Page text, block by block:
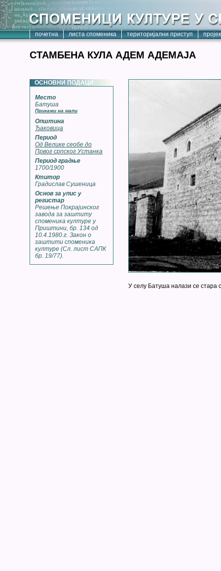
почетна листа споменика територијални приступ
СТАМБЕНА КУЛА АДЕМ АДЕМАЈА
ОСНОВНИ ПОДАЦИ
Место
Батуша
Прикажи на мапи
Општина
Ђаковица
Период
Од Велике сеобе до
Првог српског Устанка
Период градње
1700/1900
Ктитор
Градислав Сушеница
Основ за упис у
регистар
Решење Покрајинског
завода за заштиту
споменика културе у
Приштини, бр. 134 од
10.4.1980.г. Закон о
заштити споменика
културе (Сл. лист САПК
бр. 19/77).
У селу Батуша налази се стара